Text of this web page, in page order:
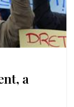
a